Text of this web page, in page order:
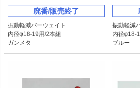
廃番/販売終了
振動軽減バーウェイト
内径φ18-19用/2本組
ガンメタ
振動軽減
内径φ18-
ブルー